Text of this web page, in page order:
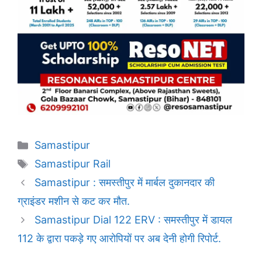
Categories
Samastipur
Tags
Samastipur Rail
Samastipur : समस्तीपुर में मार्बल दुकानदार की
ग्राइंडर मशीन से कट कर मौत.
Samastipur Dial 122 ERV : समस्तीपुर में डायल
112 के द्वारा पकड़े गए आरोपियों पर अब देनी होगी रिपोर्ट.